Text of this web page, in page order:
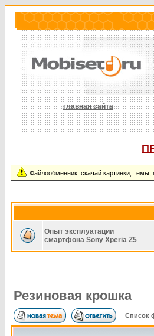
главная сайта
Файлообменник: скачай картинки,
Опыт эксплуатации
смартфона Sony Xperia Z5
Резиновая крошка
Список